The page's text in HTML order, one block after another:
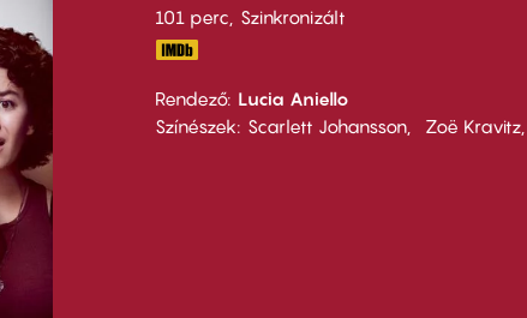
101 perc,
Szinkronizált
Rendező Lucia Aniello
Színészek
Scarlett Johansson Zoë Kravitz